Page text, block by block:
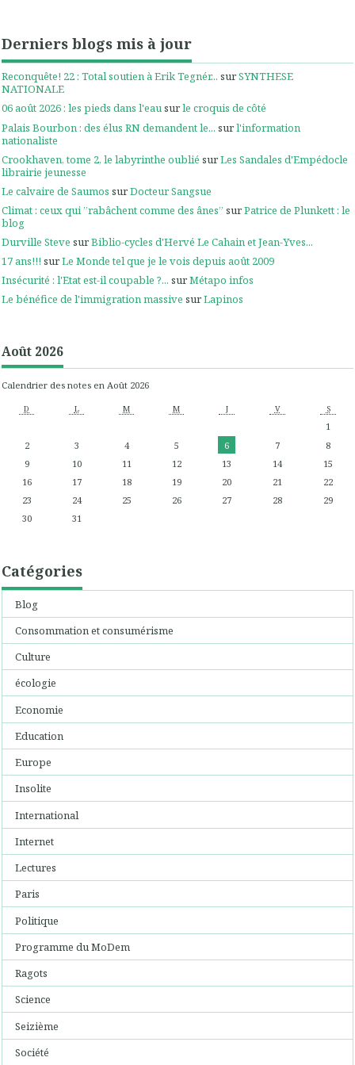
Derniers blogs mis à jour
Reconquête! 22 : Total soutien à Erik Tegnér... surSYNTHESE
NATIONALE
06 août 2026 : les pieds dans l'eausurle croquis de côté
Palais Bourbon : des élus RN demandent le... surl'information
nationaliste
Crookhaven, tome 2, le labyrinthe oublié surLes Sandales d'Empédocle
librairie jeunesse
Le calvaire de Saumos surDocteur Sangsue
Climat : ceux qui ”rabâchent comme des ânes” surPatrice de Plunkett : le
blog
Durville Steve surBiblio-cycles d'Hervé Le Cahain et Jean-Yves...
17 ans!!! surLe Monde tel que je le vois depuis août 2009
Insécurité : l'Etat est-il coupable ?... surMétapo infos
Le bénéfice de l'immigration massive surLapinos
Août 2026
Calendrier des notes en Août 2026
D L M M J V S
1
2
3 4 5 6 7
8
9
10 11 12 13 14
15
16
17 18 19 20 21
22
23
24 25 26 27 28
29
30
31
Catégories
Blog
Consommation et consumérisme
Culture
écologie
Economie
Education
Europe
Insolite
International
Internet
Lectures
Paris
Politique
Programme du MoDem
Ragots
Science
Seizième
Société